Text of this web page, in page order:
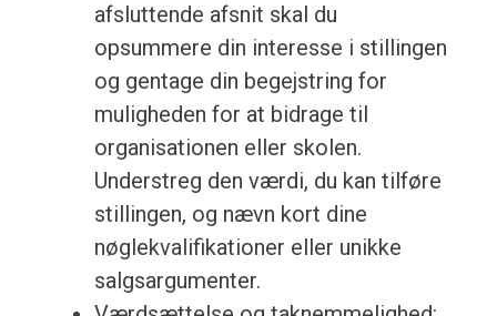
afsluttende afsnit skal du
opsummere din interesse i stillingen
og gentage din begejstring for
muligheden for at bidrage til
organisationen eller skolen.
Understreg den værdi, du kan tilføre
stillingen, og nævn kort dine
nøglekvalifikationer eller unikke
salgsargumenter.